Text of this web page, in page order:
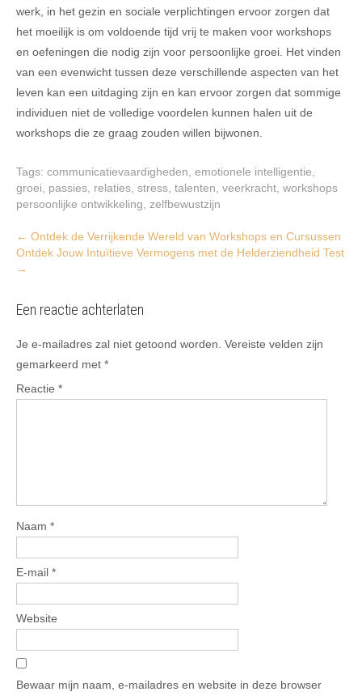
werk, in het gezin en sociale verplichtingen ervoor zorgen dat
het moeilijk is om voldoende tijd vrij te maken voor workshops
en oefeningen die nodig zijn voor persoonlijke groei. Het vinden
van een evenwicht tussen deze verschillende aspecten van het
leven kan een uitdaging zijn en kan ervoor zorgen dat sommige
individuen niet de volledige voordelen kunnen halen uit de
workshops die ze graag zouden willen bijwonen.
Tags: communicatievaardigheden emotionele intelligentie
groei
passies relaties stress talenten veerkracht workshops
persoonlijke ontwikkeling
zelfbewustzijn
Post
navigation
← Ontdek de Verrijkende Wereld van Workshops en Cursussen
Ontdek Jouw Intuïtieve Vermogens met de Helderziendheid Test
→
Een reactie achterlaten
Je e-mailadres zal niet getoond worden. Vereiste velden zijn
gemarkeerd met *
Reactie *
Naam *
E-mail *
Website
Bewaar mijn naam, e-mailadres en website in deze browser